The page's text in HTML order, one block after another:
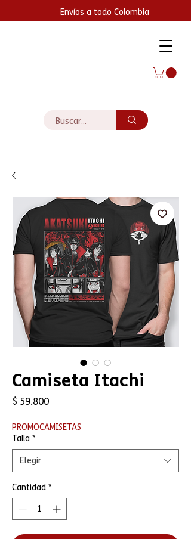
Envíos a todo Colombia
Camiseta Itachi
$ 59.800Precio
PROMOCAMISETAS
Talla *
Elegir
Cantidad *